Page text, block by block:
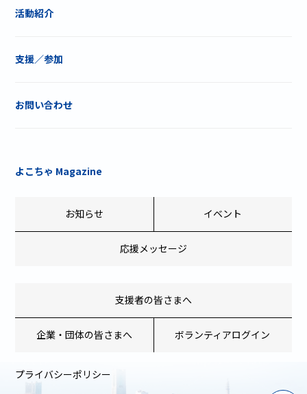
活動紹介
支援／参加
お問い合わせ
よこちゃ Magazine
お知らせ イベント
応援メッセージ
支援者の皆さまへ
企業・団体の皆さまへ ボランティアログイン
プライバシーポリシー